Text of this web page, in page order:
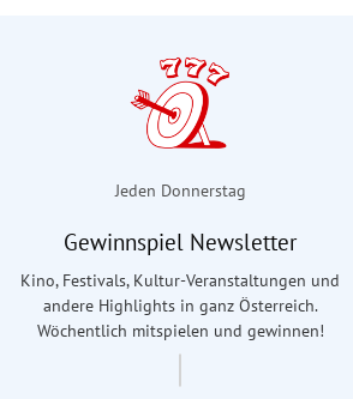
Jeden Donnerstag
Gewinnspiel Newsletter
Kino, Festivals, Kultur-Veranstaltungen und
andere Highlights in ganz Österreich.
Wöchentlich mitspielen und gewinnen!